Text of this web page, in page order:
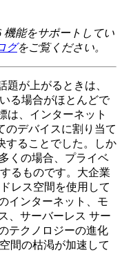
機能をサポートしてい
グをご覧ください。
題が上がるときは、
る場合がほとんどで
は、インターネット
のデバイスに割り当て
することでした。しか
くの場合、プライベ
るものです。大企業
レス空間を使用して
インターネット、モ
、サーバーレス サー
テクノロジーの進化
間の枯渇が加速して